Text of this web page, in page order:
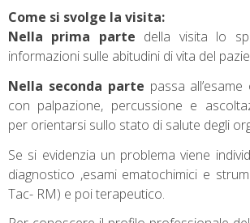
Come si svolge la visita:
Nella prima parte della visita lo
informazioni sulle abitudini di vita del
Nella seconda parte passa
con palpazione, percussione e
per orientarsi sullo stato di salute degli
Se si evidenzia un problema viene
diagnostico ,esami ematochimici e
Tac- RM) e poi terapeutico.